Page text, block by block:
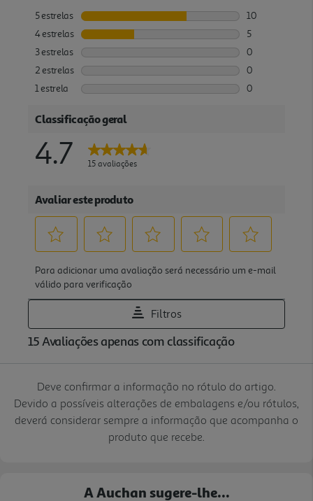
Deve confirmar a informação no rótulo do artigo.
Devido a possíveis alterações de embalagens e/ou rótulos,
deverá considerar sempre a informação que acompanha o
produto que recebe.
A Auchan sugere-lhe...